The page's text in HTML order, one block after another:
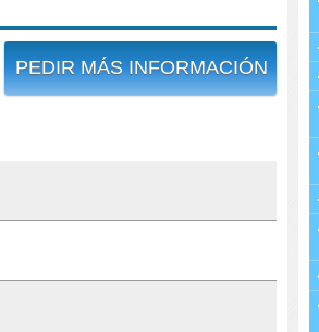
PEDIR MÁS INFORMACIÓN